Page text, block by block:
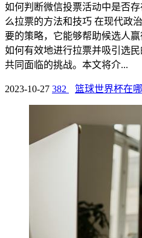
如何判断微信投票活动中是否
么拉票的方法和技巧 在现代政
要的策略，它能够帮助候选人
如何有效地进行拉票并吸引选
共同面临的挑战。本文将介...
2023-10-27 382 篮球世界杯在